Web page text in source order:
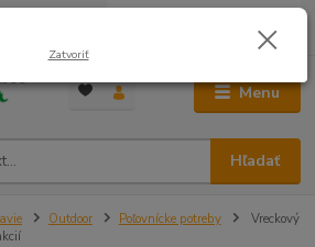
Menu
Hľadať
0,00 €
Outdoor Poľovnícke potreby
Vreckový
Zatvoriť